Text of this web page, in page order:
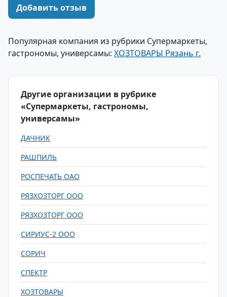
Добавить отзыв
Популярная компания из рубрики Супермаркеты,
гастрономы, универсамы: ХОЗТОВАРЫ Рязань г.
Другие организации в рубрике
«Супермаркеты, гастрономы,
универсамы»
ДАЧНИК
РАШПИЛЬ
РОСПЕЧАТЬ ОАО
РЯЗХОЗТОРГ ООО
РЯЗХОЗТОРГ ООО
СИРИУС-2 ООО
СОРИЧ
СПЕКТР
ХОЗТОВАРЫ